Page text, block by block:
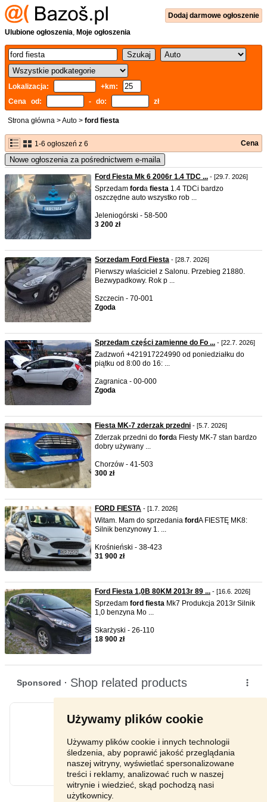
Używamy plików cookie
Używamy plików cookie i innych technologii
śledzenia, aby poprawić jakość przeglądania
naszej witryny, wyświetlać spersonalizowane
treści i reklamy, analizować ruch w naszej
witrynie i wiedzieć, skąd pochodzą nasi
użytkownicy.
Dodaj darmowe ogłoszenie
Ulubione ogłoszenia, Moje ogłoszenia
Lokalizacja:
+km:
Cena od:
- do: zł
Strona główna >Auto > ford fiesta
1-6 ogłoszeń z 6 Cena
Nowe ogłoszenia za pośrednictwem e-maila
Ford Fiesta Mk 6 2006r 1.4 TDC ... - [29.7. 2026]
Sprzedam forda fiesta 1.4 TDCi bardzo
oszczędne auto wszystko rob ...
Jeleniogórski - 58-500
3 200 zł
Sorzedam Ford Fiesta - [28.7. 2026]
Pierwszy właściciel z Salonu. Przebieg 21880.
Bezwypadkowy. Rok p ...
Szczecin - 70-001
Zgoda
Sprzedam części zamienne do Fo ... - [22.7. 2026]
Zadzwoń +421917224990 od poniedziałku do
piątku od 8:00 do 16: ...
Zagranica - 00-000
Zgoda
Fiesta MK-7 zderzak przedni - [5.7. 2026]
Zderzak przedni do forda Fiesty MK-7 stan bardzo
dobry używany ...
Chorzów - 41-503
300 zł
FORD FIESTA - [1.7. 2026]
Witam. Mam do sprzedania fordA FIESTĘ MK8:
Silnik benzynowy 1. ...
Krośnieński - 38-423
31 900 zł
Ford Fiesta 1,0B 80KM 2013r 89 ... - [16.6. 2026]
Sprzedam ford fiesta Mk7 Produkcja 2013r Silnik
1,0 benzyna Mo ...
Skarżyski - 26-110
18 900 zł